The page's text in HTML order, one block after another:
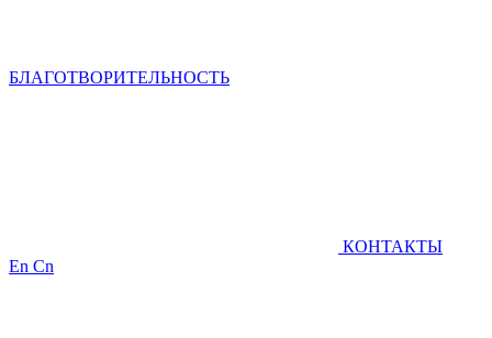
БЛАГОТВОРИТЕЛЬНОСТЬ
КОНТАКТЫ
En Cn